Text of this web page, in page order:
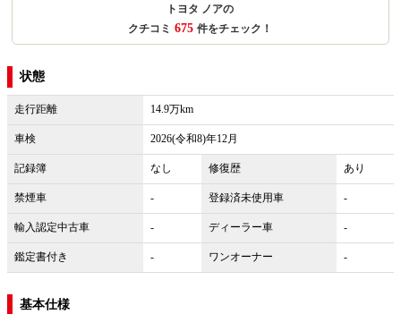
トヨタ ノアの
クチコミ 675 件をチェック！
状態
走行距離 14.9万km
車検 2026(令和8)年12月
記録簿 なし 修復歴 あり
禁煙車 - 登録済未使用車 -
輸入認定中古車 - ディーラー車 -
鑑定書付き - ワンオーナー -
基本仕様